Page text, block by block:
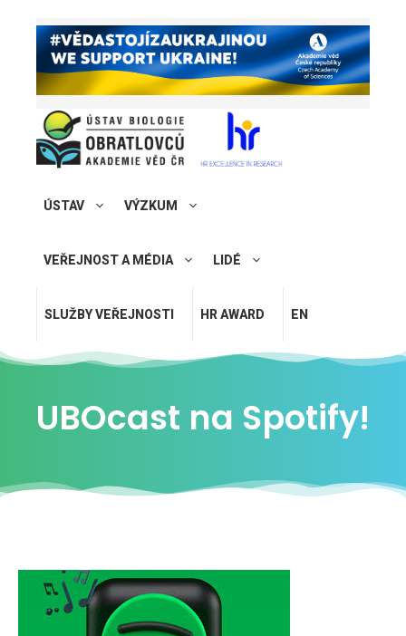
ÚSTAV VÝZKUM
VEŘEJNOST A MÉDIA LIDÉ
SLUŽBY VEŘEJNOSTI HR AWARD EN
UBOcast na Spotify!